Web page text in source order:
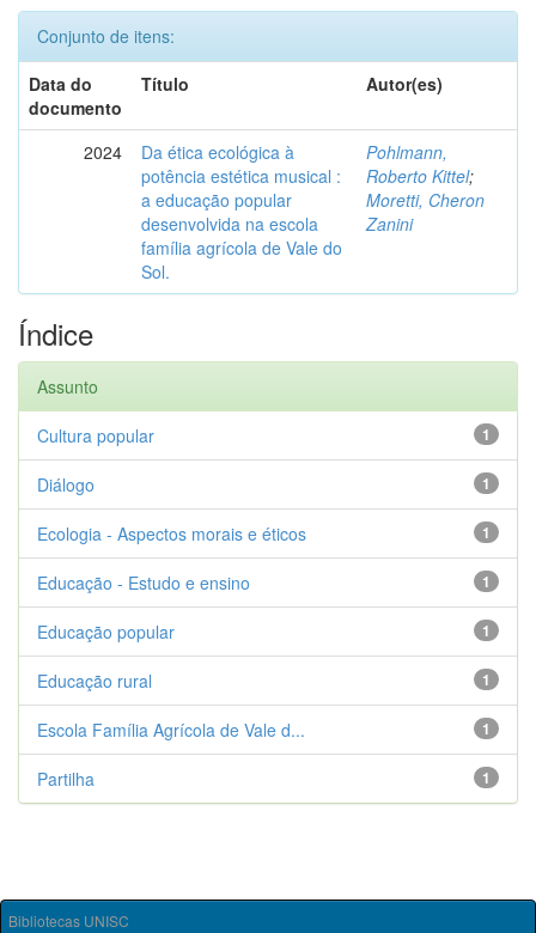
Conjunto de itens:
Data do
documento
Título Autor(es)
2024
Da ética ecológica à
potência estética musical :
a educação popular
desenvolvida na escola
família agrícola de Vale do
Sol.
Pohlmann,
Roberto Kittel;
Moretti, Cheron
Zanini
Índice
Assunto
1
Cultura popular
1
Diálogo
1
Ecologia - Aspectos morais e éticos
1
Educação - Estudo e ensino
1
Educação popular
1
Educação rural
1
Escola Família Agrícola de Vale d...
1
Partilha
Bibliotecas UNISC